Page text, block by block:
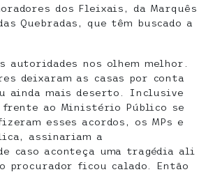
dos Fleixais, da Marquês
Quebradas, que têm buscado a
autoridades nos olhem melhor.
deixaram as casas por conta
ainda mais deserto. Inclusive
frente ao Ministério Público se
esses acordos, os MPs e
assinariam a
caso aconteça uma tragédia ali
procurador ficou calado. Então